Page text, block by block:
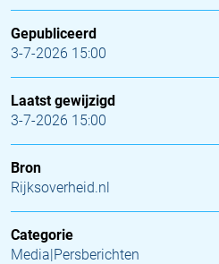
Gepubliceerd
3-7-2026 15:00
Laatst gewijzigd
3-7-2026 15:00
Bron
Rijksoverheid.nl
Categorie
Media|Persberichten